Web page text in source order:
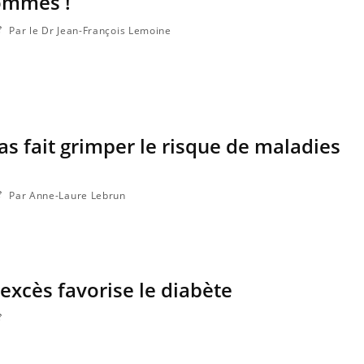
Par le Dr Jean-François Lemoine
fait grimper le risque de maladies
Par Anne-Laure Lebrun
favorise le diabète